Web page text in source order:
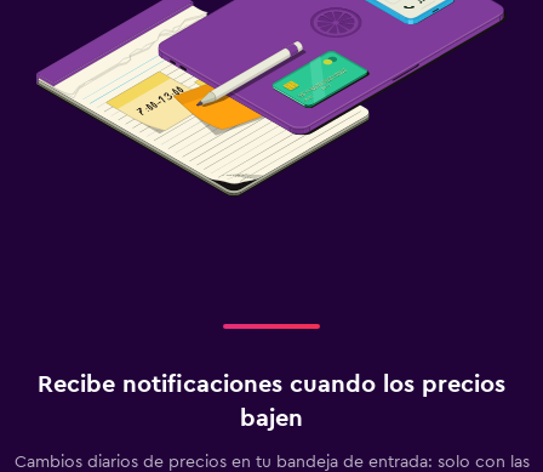
Recibe notificaciones cuando los precios
bajen
Cambios diarios de precios en tu bandeja de entrada: solo con las